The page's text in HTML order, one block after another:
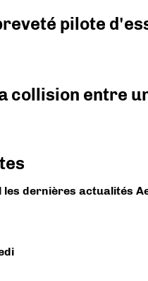
pilote
collision entre
les dernières actualités